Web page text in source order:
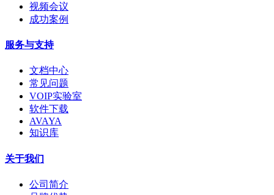
视频会议
成功案例
服务与支持
文档中心
常见问题
VOIP实验室
软件下载
AVAYA
知识库
关于我们
公司简介